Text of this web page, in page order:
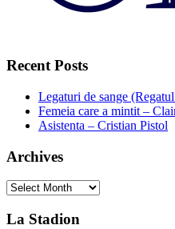
Recent Posts
Legaturi de sange
Femeia care a mintit –
Asistenta – Cristian Pistol
Archives
Archives
La Stadion